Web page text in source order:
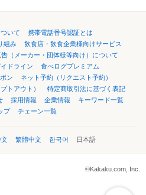
いて
携帯電話番号認証とは
組み
飲食店・飲食企業様向けサービス
告（メーカー・団体様等向け）について
ドライン
食べログプレミアム
ン
ネット予約（リクエスト予約）
トアウト）
特定商取引法に基づく表記
採用情報 企業情報
キーワード一覧
プ
チェーン一覧
繁體中文 한국어 日本語
©Kakaku.com, Inc.